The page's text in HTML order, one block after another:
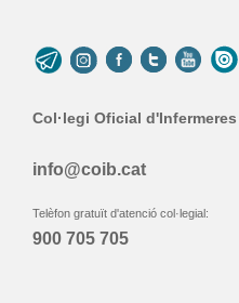
Col·legi Oficial
info@coib.cat
Telèfon gratuït d'atenció col·legial:
900 705 705